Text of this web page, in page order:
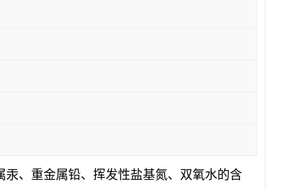
、重金属铅、挥发性盐基氮、双氧水的含